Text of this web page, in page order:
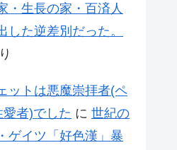
・生長の家・百済人
した逆差別だった。
ットは悪魔崇拝者(ペ
愛者)でした に 世紀の
ゲイツ「好色漢」暴